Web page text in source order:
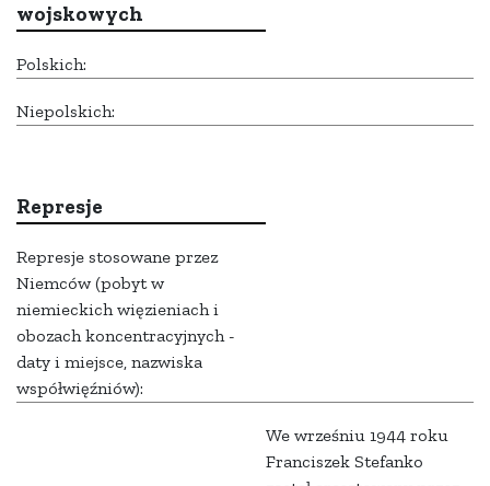
wojskowych
Polskich:
Niepolskich:
Represje
Represje stosowane przez
Niemców (pobyt w
niemieckich więzieniach i
obozach koncentracyjnych -
daty i miejsce, nazwiska
współwięźniów):
We wrześniu 1944 roku
Franciszek Stefanko